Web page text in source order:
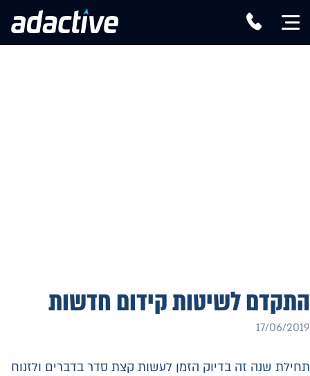
התקדם לשיטות קידום חדשות
17/06/2019
תחילת שנה זה בדיוק הזמן לעשות קצת סדר בדברים ולזנוח